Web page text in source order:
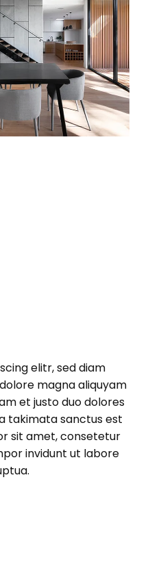
elitr, sed diam
magna aliquyam
et justo duo dolores
takimata sanctus est
sit amet, consetetur
invidunt ut labore